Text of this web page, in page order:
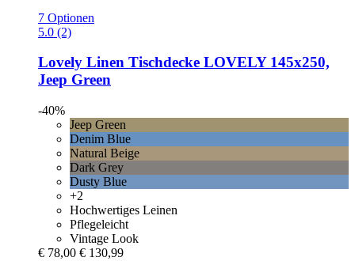
7 Optionen
5.0 (2)
Lovely Linen Tischdecke LOVELY 145x250,
Jeep Green
-40%
Jeep Green
Denim Blue
Natural Beige
Dark Grey
Dusty Blue
+2
Hochwertiges Leinen
Pflegeleicht
Vintage Look
€ 78,00 € 130,99